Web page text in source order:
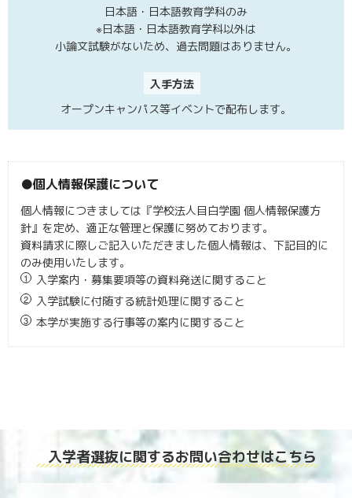
日本語・日本語教育学科のみ
※日本語・日本語教育学科以外は
小論文試験がないため、過去問題はありません。
入手方法
オープンキャンパス等イベントで配布します。
個人情報保護について
個人情報につきましては『学校法人目白学園 個人情報保護方
針 』を定め、適正な管理と保護に努めております。
資料請求に際しご記入いただきました個人情報は、下記目的に
のみ使用いたします。
入学案内・募集要項等の資料発送に関すること
入学試験に付随する統計処理に関すること
本学が実施する行事等の案内に関すること
入学者選抜に関するお問い合わせはこちら